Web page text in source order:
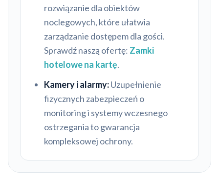
rozwiązanie dla obiektów
noclegowych, które ułatwia
zarządzanie dostępem dla gości.
Sprawdź naszą ofertę: Zamki
hotelowe na kartę.
Kamery i alarmy:Uzupełnienie
fizycznych zabezpieczeń o
monitoring i systemy wczesnego
ostrzegania to gwarancja
kompleksowej ochrony.